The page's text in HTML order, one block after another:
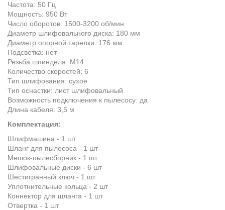
Частота: 50 Гц
Мощность: 950 Вт
Число оборотов: 1500-3200 об/мин
Диаметр шлифовального диска: 180 мм
Диаметр опорной тарелки: 176 мм
Подсветка: нет
Резьба шпинделя: М14
Количество скоростей: 6
Тип шлифования: сухое
Тип оснастки: лист шлифовальный
Возможность подключения к пылесосу: да
Длина кабеля: 3,5 м
Комплектация:
Шлифмашина - 1 шт
Шланг для пылесоса - 1 шт
Мешок-пылесборник - 1 шт
Шлифовальные диски - 6 шт
Шестигранный ключ - 1 шт
Уплотнительные кольца - 2 шт
Коннектор для шланга - 1 шт
Отвертка - 1 шт